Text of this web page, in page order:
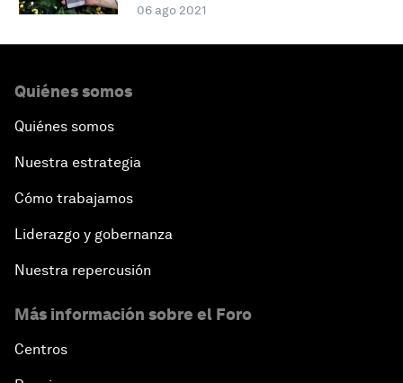
06 ago 2021
Quiénes somos
Quiénes somos
Nuestra estrategia
Cómo trabajamos
Liderazgo y gobernanza
Nuestra repercusión
Más información sobre el Foro
Centros